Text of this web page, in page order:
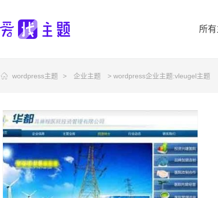
所
wordpress主题 > 企业主题 > wordpress企业主题:vleugel主题